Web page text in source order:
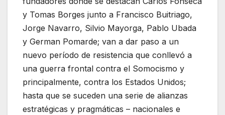
y Tomas Borges junto a Francisco Buitriago,
Jorge Navarro, Silvio Mayorga, Pablo Ubada
y German Pomarde; van a dar paso a un
nuevo período de resistencia que conllevó a
una guerra frontal contra el Somocismo y
principalmente, contra los Estados Unidos;
hasta que se suceden una serie de alianzas
estratégicas y pragmáticas – nacionales e